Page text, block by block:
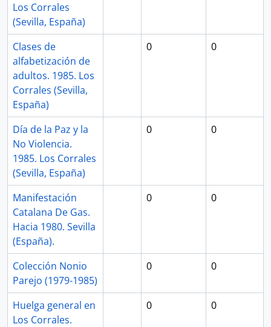
Los Corrales
(Sevilla, España)
Clases de
alfabetización de
adultos. 1985. Los
Corrales (Sevilla,
España)
0 0
Día de la Paz y la
No Violencia.
1985. Los Corrales
(Sevilla, España)
0 0
Manifestación
Catalana De Gas.
Hacia 1980. Sevilla
(España).
0 0
Colección Nonio
Parejo (1979-1985)
0 0
Huelga general en
Los Corrales.
0 0